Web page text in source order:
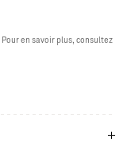
en savoir plus, consultez